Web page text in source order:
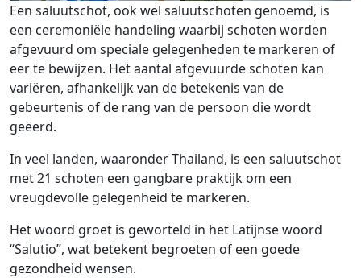
Een saluutschot, ook wel saluutschoten genoemd, is
een ceremoniële handeling waarbij schoten worden
afgevuurd om speciale gelegenheden te markeren of
eer te bewijzen. Het aantal afgevuurde schoten kan
variëren, afhankelijk van de betekenis van de
gebeurtenis of de rang van de persoon die wordt
geëerd.
In veel landen, waaronder Thailand, is een saluutschot
met 21 schoten een gangbare praktijk om een ​​
vreugdevolle gelegenheid te markeren.
Het woord groet is geworteld in het Latijnse woord
“Salutio”, wat betekent begroeten of een goede
gezondheid wensen.